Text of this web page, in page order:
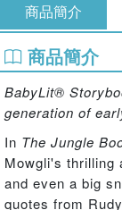
商品簡介
商品簡介
BabyLit®
generation of
In The Jungle
Mowgli's thrilling
and even a big
quotes from